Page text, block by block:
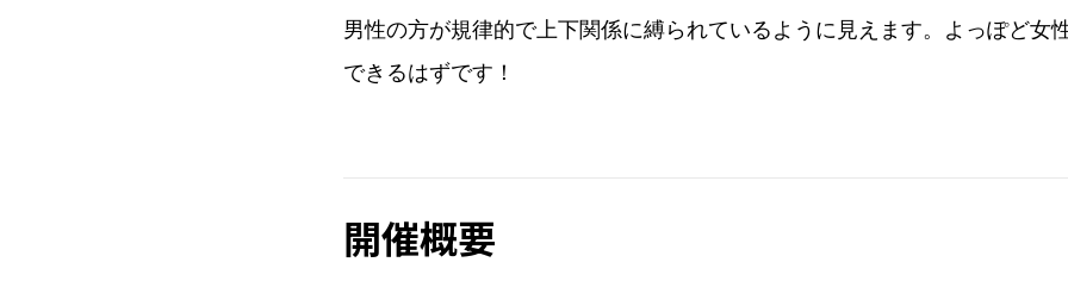
男性の方が規律的で上下関係に縛られているように見えます。よっぽど女
できるはずです！
開催概要